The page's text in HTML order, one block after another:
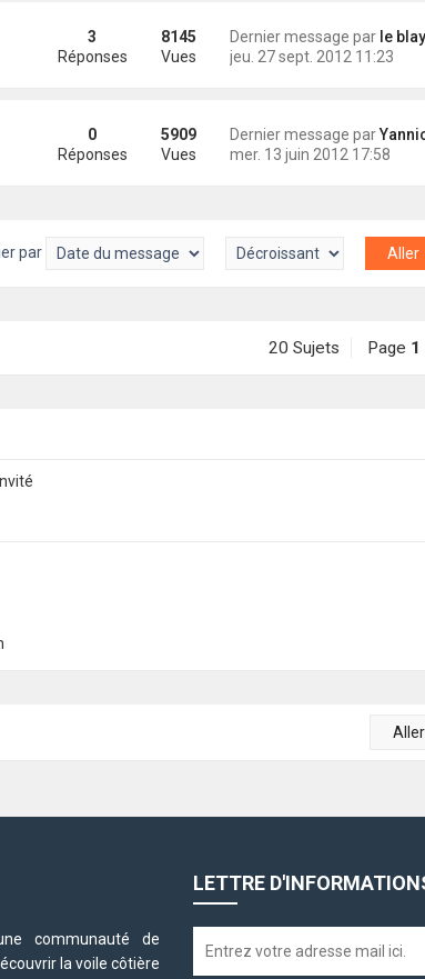
Dernier message par le
jeu. 27 sept. 2012 11:23
3
Réponses
8145
Vues
Dernier message parYannick
mer. 13 juin 2012 17:58
0
Réponses
5909
Vues
par
20 Sujets Page 1
Aller
communauté de
la voile côtière
LETTRE